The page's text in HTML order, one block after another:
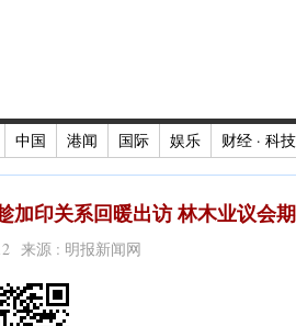
中国 港闻 国际 娱乐 财经 · 科技
加印关系回暖出访 林木业议会
来源 : 明报新闻网